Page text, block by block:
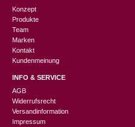
Konzept
Produkte
Team
Marken
Kontakt
Kundenmeinung
INFO & SERVICE
AGB
Widerrufsrecht
Versandinformation
Impressum